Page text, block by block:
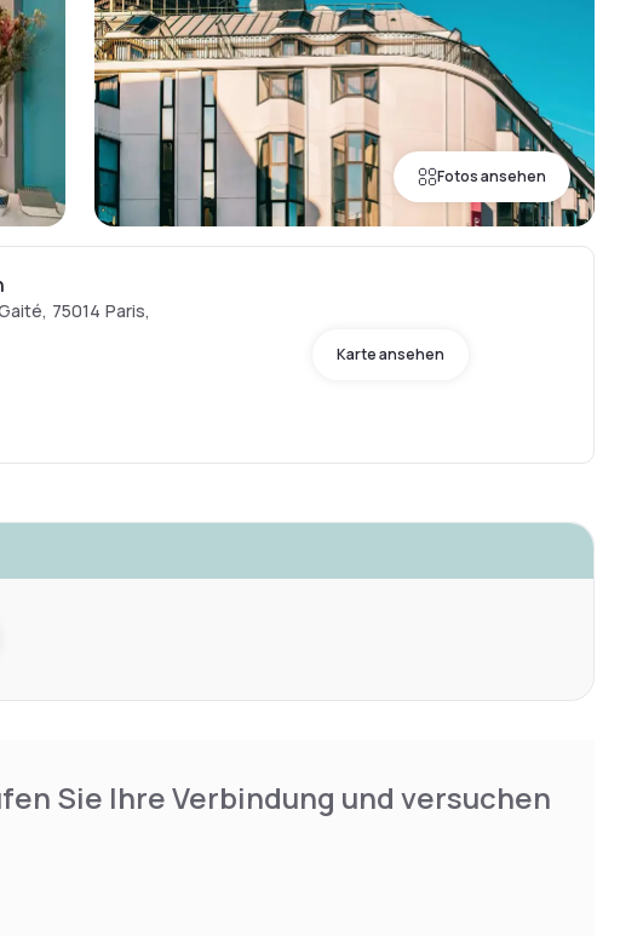
Fotos ansehen
75014 Paris,
Karte ansehen
Sie Ihre Verbindung und versuchen